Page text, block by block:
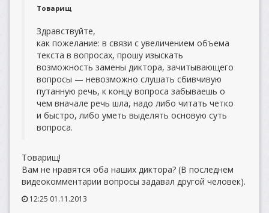
Товарищ
Здравствуйте,
как пожелание: в связи с увеличением объема
текста в вопросах, прошу изыскать
возможность замены диктора, зачитывающего
вопросы — невозможно слушать сбивчивую
путанную речь, к концу вопроса забываешь о
чем вначале речь шла, надо либо читать четко
и быстро, либо уметь выделять основую суть
вопроса.
Товарищ!
Вам не нравятся оба наших диктора? (В последнем
видеокомментарии вопросы задавал другой человек).
12:25 01.11.2013